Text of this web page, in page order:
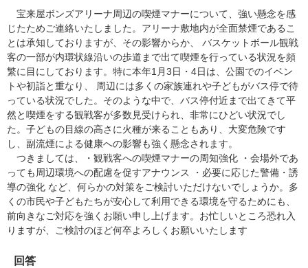
宝来屋ボンズアリーナ周辺の喫煙マナーについて、強い懸念を感
じたためご連絡いたしました。アリーナ敷地内が全面禁煙であるこ
とは承知しておりますが、その影響からか、 バスケットボール観戦
客の一部が内環状線沿いの歩道まで出て喫煙を行っている状況を頻
繁に目にしております。特に本年1月3日・4日は、公園でのイベン
トや初詣と重なり、 周辺には多くの家族連れや子どもがバス停で待
っている状況でした。そのような中で、バス停付近まで出てきて平
然と喫煙をする観戦客が多数見受けられ、非常にひどい状況でし
た。子どもの目線の高さに火種が来ることもあり、大変危険です
し、副流煙による健康への影響も強く懸念されます。
つきましては、・観戦客への喫煙マナーの周知強化 ・会場外であ
っても周辺環境への配慮を促すアナウンス ・必要に応じた警備・誘
導の強化 など、何らかの対策をご検討いただけないでしょうか。多
くの市民や子どもたちが安心して利用できる環境を守るためにも、
前向きなご対応を強くお願い申し上げます。お忙しいところ恐れ入
りますが、ご検討のほど何卒よろしくお願いいたします
回答